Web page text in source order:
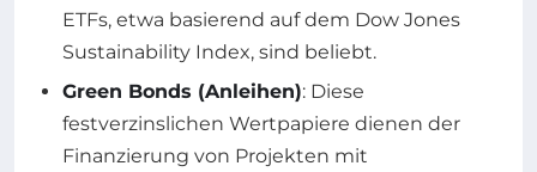
ETFs, etwa basierend auf dem Dow Jones
Sustainability Index, sind beliebt.
Green Bonds (Anleihen): Diese
festverzinslichen Wertpapiere dienen der
Finanzierung von Projekten mit